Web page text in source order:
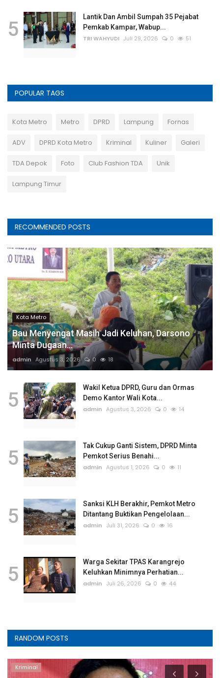
5
Lantik Dan Ambil Sumpah 35 Pejabat
Pemkab Kampar, Wabup...
TRI WAHYUDI Juli 29, 2026 0 51
POPULAR TAGS
Kota Metro Metro DPRD Lampung Fornas
ADV DPRD Kota Metro Kriminal Kuliner Galeri
TDA Depok Foto Club Fashion TDA Unik
Lampung Timur
RECOMMENDED POSTS
Kota Metro
Bau Menyengat Masih Jadi Keluhan, Darsono
Minta Dugaan...
admin Agustus 3, 2026 0 18
5
Wakil Ketua DPRD, Guru dan Ormas
Demo Kantor Wali Kota...
admin Agustus 3, 2026 0 14
5
Tak Cukup Ganti Sistem, DPRD Minta
Pemkot Serius Benahi...
admin Agustus 1, 2026 0 11
5
Sanksi KLH Berakhir, Pemkot Metro
Ditantang Buktikan Pengelolaan...
admin
Juli 31, 2026 0 16
5
Warga Sekitar TPAS Karangrejo
Keluhkan Minimnya Perhatian...
admin
Juli 26, 2026 0 44
RANDOM POSTS
Kriminal